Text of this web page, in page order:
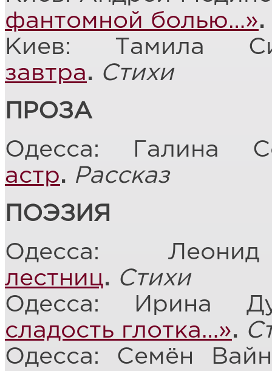
фантомной болью…».
Киев: Тамила
завтра. Стихи
ПРОЗА
Одесса: Галина
астр. Рассказ
ПОЭЗИЯ
Одесса:
лестниц. Стихи
Одесса: Ирина
сладость глотка…».
Одесса: Семён